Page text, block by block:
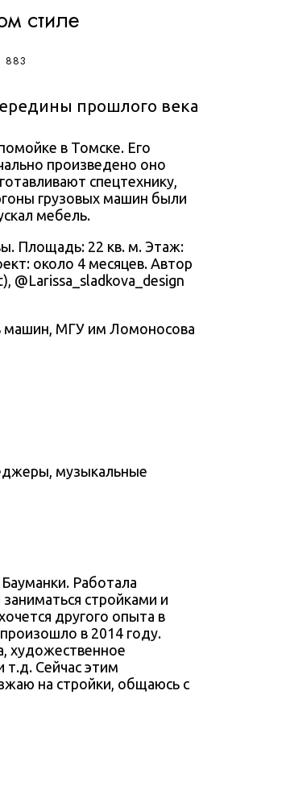
стиле
883
прошлого века
в Томске. Его
произведено оно
спецтехнику,
грузовых машин были
мебель.
. Площадь: 22 кв. м. Этаж:
около 4 месяцев. Автор
@Larissa_sladkova_design
машин, МГУ им Ломоносова
музыкальные
Работала
стройками и
другого опыта в
в 2014 году.
художественное
т.д. Сейчас этим
на стройки, общаюсь с